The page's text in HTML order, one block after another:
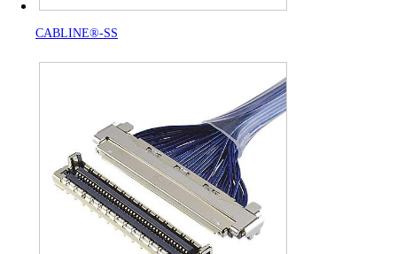
CABLINE®-SS